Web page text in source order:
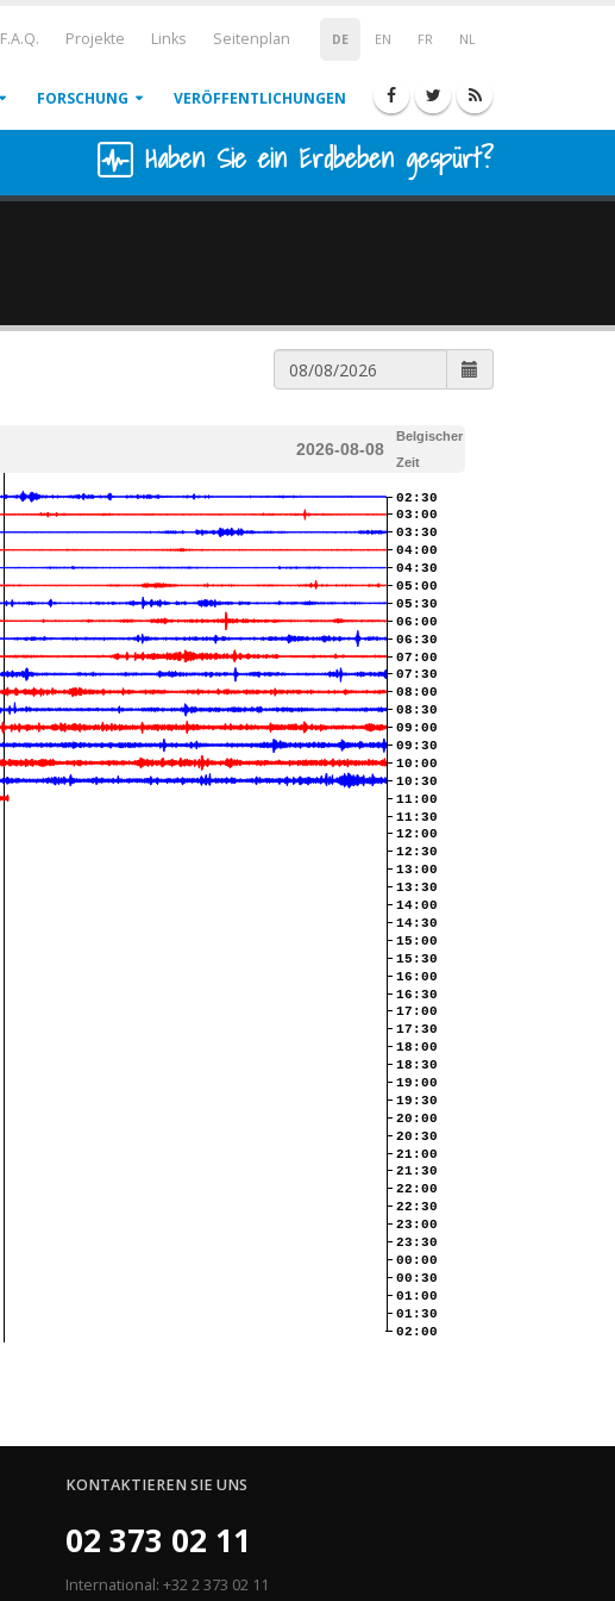
DE EN FR NL
F.A.Q. Projekte Links Seitenplan
FORSCHUNG VERÖFFENTLICHUNGEN
Haben Sie ein Erdbeben gespürt?
2026-08-08
Belgischer
Zeit
02:30
03:00
03:30
04:00
04:30
05:00
05:30
06:00
06:30
07:00
07:30
08:00
08:30
09:00
09:30
10:00
10:30
11:00
11:30
12:00
12:30
13:00
13:30
14:00
14:30
15:00
15:30
16:00
16:30
17:00
17:30
18:00
18:30
19:00
19:30
20:00
20:30
21:00
21:30
22:00
22:30
23:00
23:30
00:00
00:30
01:00
01:30
02:00
KONTAKTIEREN SIE UNS
02 373 02 11
International: +32 2 373 02 11